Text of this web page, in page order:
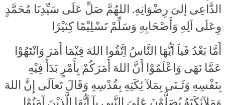
الدَّاعِى إلىَ رِضْوَانِهِ. اللهُمَّ صَلِّ عَلَى سَيِّدِنَا مُحَمَّدٍ
وِعَلَى اَلِهِ وَأَصْحَابِهِ وَسَلِّمْ تَسْلِيْمًا كِثيْرًا
أَمَّا بَعْدُ فَياَ اَيُّهَا النَّاسُ اِتَّقُوا اللهَ فِيْمَا أَمَرَ وَانْتَهُوْا
عَمَّا نَهَى وَاعْلَمُوْا أَنَّ اللهَ أَمَرَكُمْ بِأَمْرٍ بَدَأَ فِيْهِ
بِنَفْسِهِ وَثَـنَى بِمَلآ ئِكَتِهِ بِقُدْسِهِ وَقَالَ تَعاَلَى إِنَّ اللهَ
وَمَلآئِكَتَهُ يُصَلُّوْنَ عَلىَ النَّبِى يآ اَيُّهَا الَّذِيْنَ آمَنُوْا